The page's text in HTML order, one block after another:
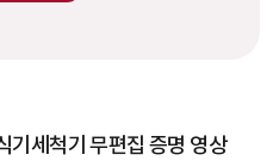
기세척기 무편집 증명 영상